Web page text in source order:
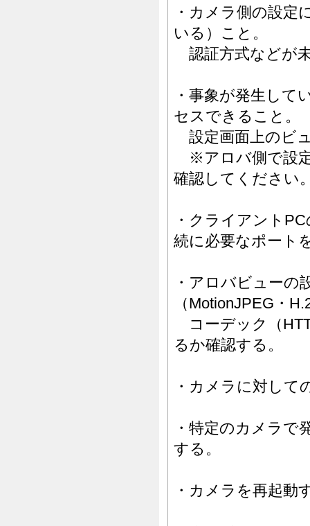
・カメラ側の設定
いる）こと。
認証方式などが
・事象が発生して
セスできること。
設定画面上のビ
※アロバ側で設定
確認してください
・クライアント
続に必要なポート
・アロバビュー
（MotionJPEG・
コーデック（
るか確認する。
・カメラに対して
・特定のカメラで
する。
・カメラを再起動